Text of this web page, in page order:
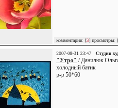
комментарии: [3] просмотры: [
2007-08-31 23:47 Студия
"Утро" / Данилюк
холодный батик
р-р 50*60